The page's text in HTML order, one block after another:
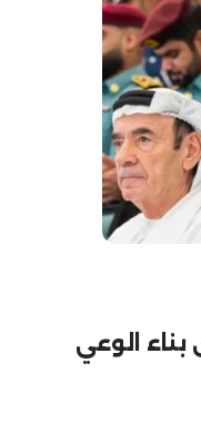
بناء الوعي